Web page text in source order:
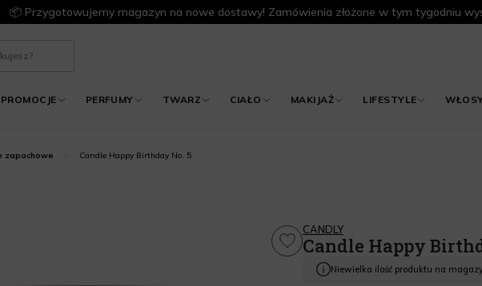
📦 Przygotowujemy magazyn na nowe dostawy! Zamówienia złożone w tym tygodniu
PROMOCJE PERFUMY TWARZ CIAŁO MAKIJAŻ LIFESTYLE
zapachowe Candle Happy Birthday No. 5
CANDLY
Candle Happy
Niewielka ilość produktu na